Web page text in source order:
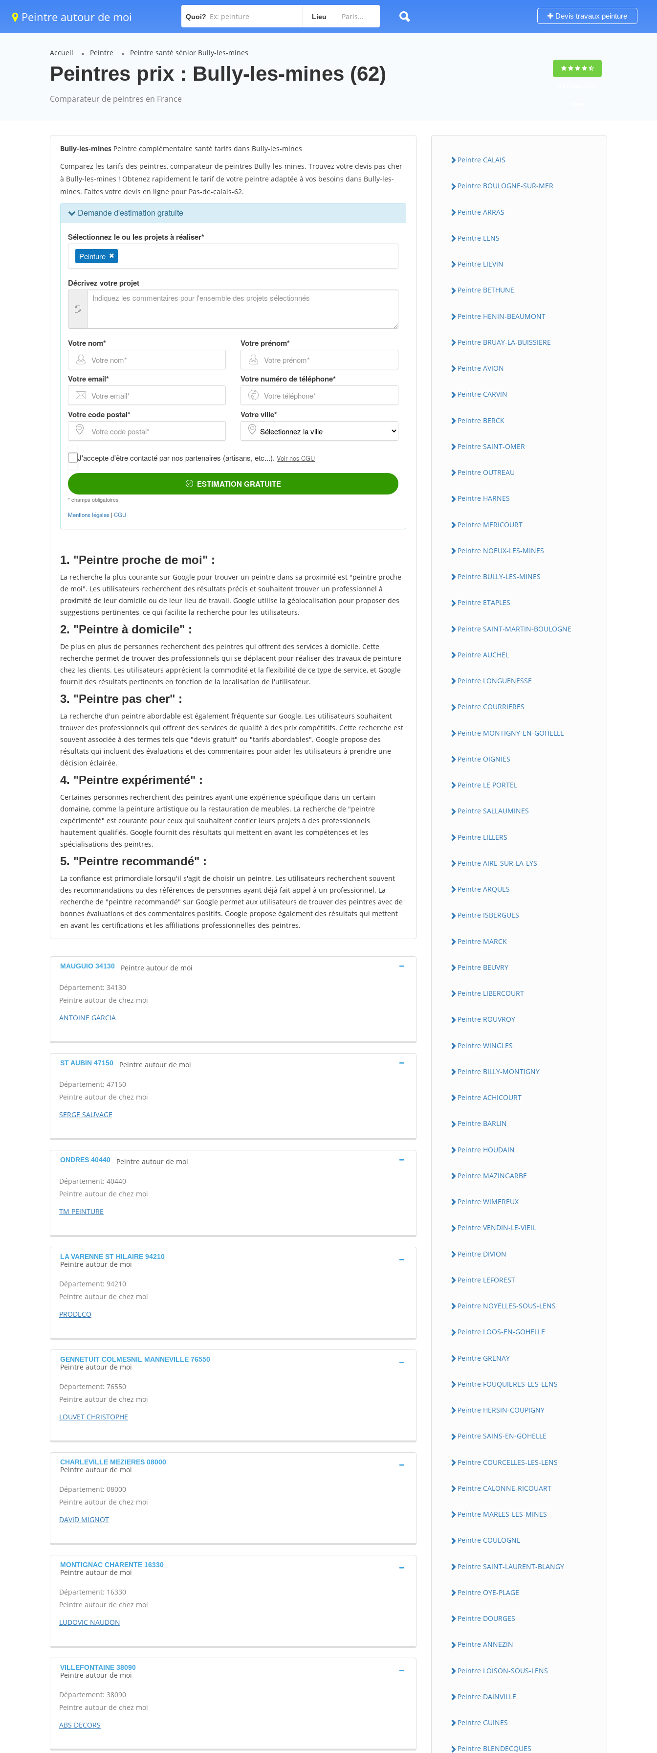
Peintre autour de moi Quoi? Lieu Devis travaux peinture
Accueil Peintre Peintre santé sénior Bully-les-mines
Peintres prix : Bully-les-mines (62)
Comparateur de peintres en France
Bully-les-mines Peintre complémentaire santé tarifs dans Bully-les-mines
Comparez les tarifs des peintres, comparateur de peintres Bully-les-mines. Trouvez votre devis pas cher
à Bully-les-mines ! Obtenez rapidement le tarif de votre peintre adaptée à vos besoins dans Bully-les-
mines. Faites votre devis en ligne pour Pas-de-calais-62.
1. "Peintre proche de moi" :
La recherche la plus courante sur Google pour trouver un peintre dans sa proximité est "peintre proche
de moi". Les utilisateurs recherchent des résultats précis et souhaitent trouver un professionnel à
proximité de leur domicile ou de leur lieu de travail. Google utilise la géolocalisation pour proposer des
suggestions pertinentes, ce qui facilite la recherche pour les utilisateurs.
2. "Peintre à domicile" :
De plus en plus de personnes recherchent des peintres qui offrent des services à domicile. Cette
recherche permet de trouver des professionnels qui se déplacent pour réaliser des travaux de peinture
chez les clients. Les utilisateurs apprécient la commodité et la flexibilité de ce type de service, et Google
fournit des résultats pertinents en fonction de la localisation de l'utilisateur.
3. "Peintre pas cher" :
La recherche d'un peintre abordable est également fréquente sur Google. Les utilisateurs souhaitent
trouver des professionnels qui offrent des services de qualité à des prix compétitifs. Cette recherche est
souvent associée à des termes tels que "devis gratuit" ou "tarifs abordables". Google propose des
résultats qui incluent des évaluations et des commentaires pour aider les utilisateurs à prendre une
décision éclairée.
4. "Peintre expérimenté" :
Certaines personnes recherchent des peintres ayant une expérience spécifique dans un certain
domaine, comme la peinture artistique ou la restauration de meubles. La recherche de "peintre
expérimenté" est courante pour ceux qui souhaitent confier leurs projets à des professionnels
hautement qualifiés. Google fournit des résultats qui mettent en avant les compétences et les
spécialisations des peintres.
5. "Peintre recommandé" :
La confiance est primordiale lorsqu'il s'agit de choisir un peintre. Les utilisateurs recherchent souvent
des recommandations ou des références de personnes ayant déjà fait appel à un professionnel. La
recherche de "peintre recommandé" sur Google permet aux utilisateurs de trouver des peintres avec de
bonnes évaluations et des commentaires positifs. Google propose également des résultats qui mettent
en avant les certifications et les affiliations professionnelles des peintres.
MAUGUIO 34130 Peintre autour de moi
Département: 34130
Peintre autour de chez moi
ANTOINE GARCIA
ST AUBIN 47150 Peintre autour de moi
Département: 47150
Peintre autour de chez moi
SERGE SAUVAGE
ONDRES 40440 Peintre autour de moi
Département: 40440
Peintre autour de chez moi
TM PEINTURE
LA VARENNE ST HILAIRE 94210
Peintre autour de moi
Département: 94210
Peintre autour de chez moi
PRODECO
GENNETUIT COLMESNIL MANNEVILLE 76550
Peintre autour de moi
Département: 76550
Peintre autour de chez moi
LOUVET CHRISTOPHE
CHARLEVILLE MEZIERES 08000
Peintre autour de moi
Département: 08000
Peintre autour de chez moi
DAVID MIGNOT
MONTIGNAC CHARENTE 16330
Peintre autour de moi
Département: 16330
Peintre autour de chez moi
LUDOVIC NAUDON
VILLEFONTAINE 38090
Peintre autour de moi
Département: 38090
Peintre autour de chez moi
ABS DECORS
Peintre CALAIS
Peintre BOULOGNE-SUR-MER
Peintre ARRAS
Peintre LENS
Peintre LIEVIN
Peintre BETHUNE
Peintre HENIN-BEAUMONT
Peintre BRUAY-LA-BUISSIERE
Peintre AVION
Peintre CARVIN
Peintre BERCK
Peintre SAINT-OMER
Peintre OUTREAU
Peintre HARNES
Peintre MERICOURT
Peintre NOEUX-LES-MINES
Peintre BULLY-LES-MINES
Peintre ETAPLES
Peintre SAINT-MARTIN-BOULOGNE
Peintre AUCHEL
Peintre LONGUENESSE
Peintre COURRIERES
Peintre MONTIGNY-EN-GOHELLE
Peintre OIGNIES
Peintre LE PORTEL
Peintre SALLAUMINES
Peintre LILLERS
Peintre AIRE-SUR-LA-LYS
Peintre ARQUES
Peintre ISBERGUES
Peintre MARCK
Peintre BEUVRY
Peintre LIBERCOURT
Peintre ROUVROY
Peintre WINGLES
Peintre BILLY-MONTIGNY
Peintre ACHICOURT
Peintre BARLIN
Peintre HOUDAIN
Peintre MAZINGARBE
Peintre WIMEREUX
Peintre VENDIN-LE-VIEIL
Peintre DIVION
Peintre LEFOREST
Peintre NOYELLES-SOUS-LENS
Peintre LOOS-EN-GOHELLE
Peintre GRENAY
Peintre FOUQUIERES-LES-LENS
Peintre HERSIN-COUPIGNY
Peintre SAINS-EN-GOHELLE
Peintre COURCELLES-LES-LENS
Peintre CALONNE-RICOUART
Peintre MARLES-LES-MINES
Peintre COULOGNE
Peintre SAINT-LAURENT-BLANGY
Peintre OYE-PLAGE
Peintre DOURGES
Peintre ANNEZIN
Peintre LOISON-SOUS-LENS
Peintre DAINVILLE
Peintre GUINES
Peintre BLENDECQUES